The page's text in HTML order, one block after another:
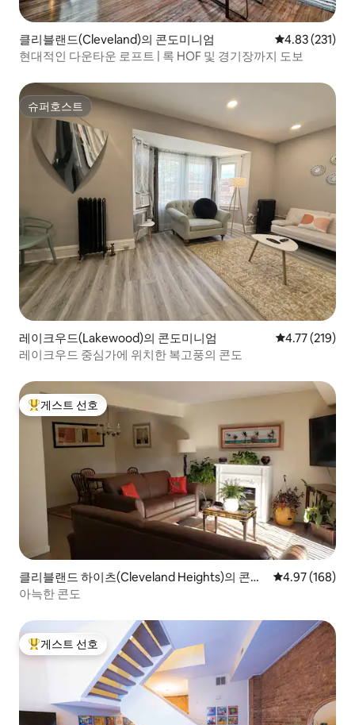
클리블랜드(Cleveland)의 콘도미니엄 평점 4.83점(5
4.83 (231)
현대적인 다운타운 로프트 | 록 HOF 및 경기장까지 도보
슈퍼호스트
슈퍼호스트
레이크우드(Lakewood)의 콘도미니엄 평점 4.77점(5
4.77 (219)
레이크우드 중심가에 위치한 복고풍의 콘도
상위 게스트 선호
게스트 선호
클리블랜드 하이츠(Cleveland Heights)의 콘도
미니엄
평점 4.97점(5
4.97 (168)
아늑한 콘도
상위 게스트 선호
게스트 선호